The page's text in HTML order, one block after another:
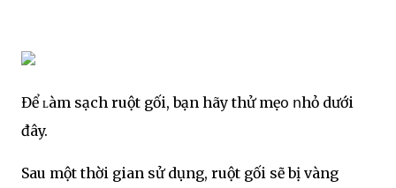
Để ʟàm sạch ruột gối, bạn hãy thử mẹօ ոhỏ dưới
đây.
Sau một thời gian sử dụng, ruột gối sẽ bị vàng